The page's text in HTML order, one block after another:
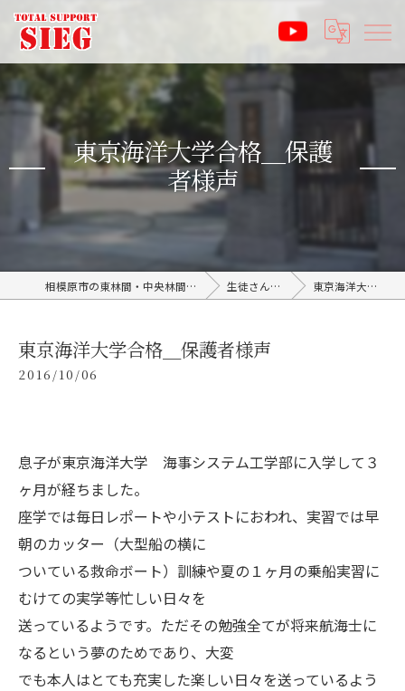
東京海洋大学合格＿保護
者様声
相模原市の東林間・中央林間の塾なら受験サポート塾ジーク SIEG 生徒さん・親御さんの声 東京海洋大学合格＿保護者様声
東京海洋大学合格＿保護者様声
2016/10/06
息子が東京海洋大学 海事システム工学部に入学して３
ヶ月が経ちました。
座学では毎日レポートや小テストにおわれ、実習では早
朝のカッター（大型船の横に
ついている救命ボート）訓練や夏の１ヶ月の乗船実習に
むけての実学等忙しい日々を
送っているようです。ただその勉強全てが将来航海士に
なるという夢のためであり、大変
でも本人はとても充実した楽しい日々を送っているよう